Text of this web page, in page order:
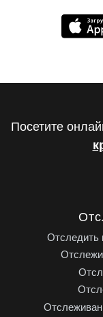
Посетите
Отследить